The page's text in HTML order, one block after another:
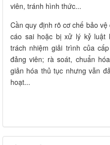
viên, tránh hình thức...
Cần quy định rõ cơ chế bảo
cáo sai hoặc bị xử lý kỷ luật
trách nhiệm giải trình của
đảng viên; rà soát, chuẩn
giản hóa thủ tục nhưng vẫn
hoạt...